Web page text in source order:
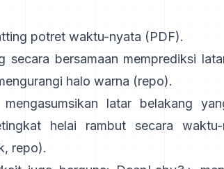
potret waktu-nyata (PDF).
secara bersamaan memprediksi
halo warna (repo).
mengasumsikan latar belakang
helai rambut secara
, repo).